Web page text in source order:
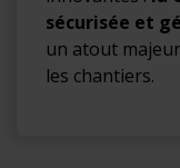
sécurisée et
un atout
les chantiers.